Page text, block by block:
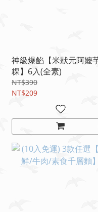
神級爆餡【米狀元阿嬤
粿】6入(全素)
NT$390
NT$209